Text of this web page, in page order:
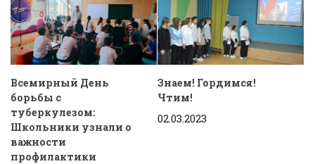
Всемирный День
борьбы с
туберкулезом:
Школьники узнали о
важности
профилактики
Знаем! Гордимся!
Чтим!
02.03.2023